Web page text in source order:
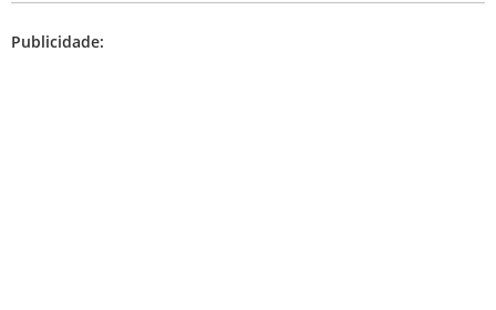
Publicidade: